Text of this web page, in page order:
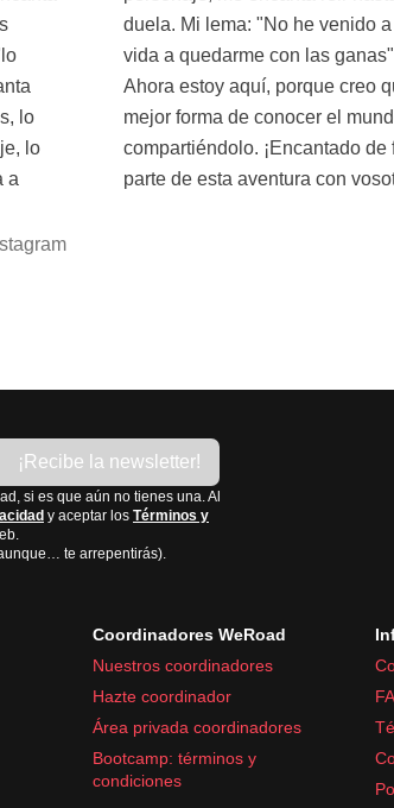
lo
lo
a
es
parte de esta aventura con
¡Recibe la newsletter!
si es que aún no tienes una. Al
y aceptar los Términos y
te arrepentirás).
Coordinadores WeRoad
Nuestros coordinadores
Hazte coordinador
Área privada coordinadores
Bootcamp: términos y
condiciones